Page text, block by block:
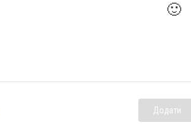
🙂
Додати